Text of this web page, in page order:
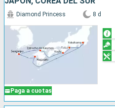
Paga a cuotas
Diamond Princess 8 d